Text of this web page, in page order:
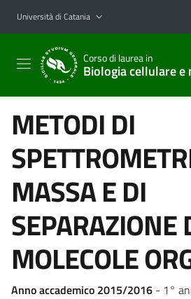
Vai al contenuto principale
Vai al menu di navigazione
Università di Catania
Corso di laurea in
Biologia cellulare e
METODI DI
MASSA E DI
SEPARAZIONE
MOLECOLE
Anno accademico 2015/2016 - 1°